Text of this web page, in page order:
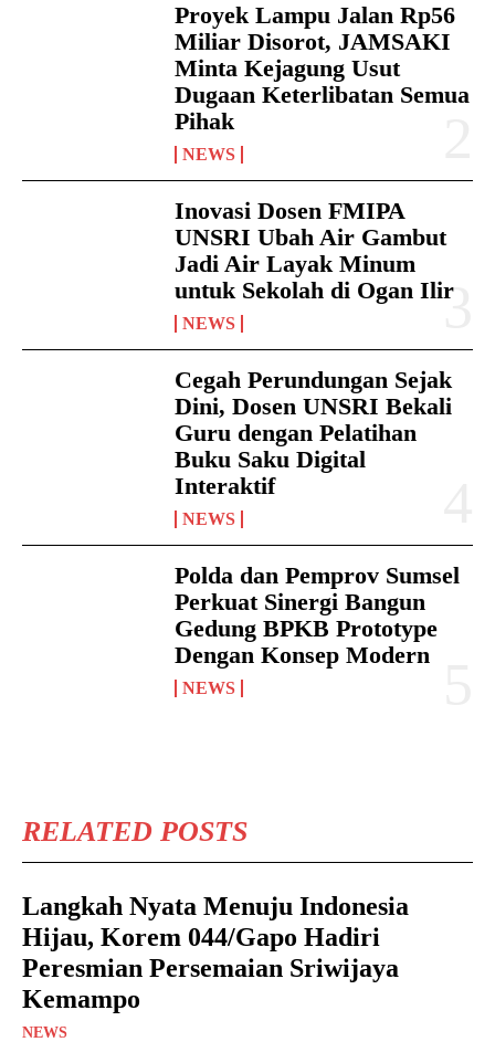
Proyek Lampu Jalan Rp56
Miliar Disorot, JAMSAKI
Minta Kejagung Usut
Dugaan Keterlibatan Semua
Pihak
NEWS
Inovasi Dosen FMIPA
UNSRI Ubah Air Gambut
Jadi Air Layak Minum
untuk Sekolah di Ogan Ilir
NEWS
Cegah Perundungan Sejak
Dini, Dosen UNSRI Bekali
Guru dengan Pelatihan
Buku Saku Digital
Interaktif
NEWS
Polda dan Pemprov Sumsel
Perkuat Sinergi Bangun
Gedung BPKB Prototype
Dengan Konsep Modern
NEWS
RELATED POSTS
Langkah Nyata Menuju Indonesia
Hijau, Korem 044/Gapo Hadiri
Peresmian Persemaian Sriwijaya
Kemampo
NEWS